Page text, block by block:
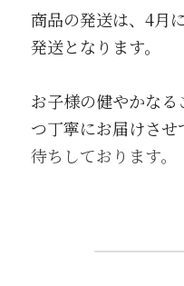
商品の発送は、4月
発送となります。
お子様の健やかな
つ丁寧にお届けさせ
待ちしております。